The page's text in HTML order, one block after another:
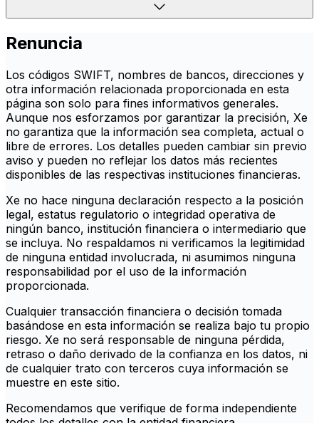
Renuncia
Los códigos SWIFT, nombres de bancos, direcciones y
otra información relacionada proporcionada en esta
página son solo para fines informativos generales.
Aunque nos esforzamos por garantizar la precisión, Xe
no garantiza que la información sea completa, actual o
libre de errores. Los detalles pueden cambiar sin previo
aviso y pueden no reflejar los datos más recientes
disponibles de las respectivas instituciones financieras.
Xe no hace ninguna declaración respecto a la posición
legal, estatus regulatorio o integridad operativa de
ningún banco, institución financiera o intermediario que
se incluya. No respaldamos ni verificamos la legitimidad
de ninguna entidad involucrada, ni asumimos ninguna
responsabilidad por el uso de la información
proporcionada.
Cualquier transacción financiera o decisión tomada
basándose en esta información se realiza bajo tu propio
riesgo. Xe no será responsable de ninguna pérdida,
retraso o daño derivado de la confianza en los datos, ni
de cualquier trato con terceros cuya información se
muestre en este sitio.
Recomendamos que verifique de forma independiente